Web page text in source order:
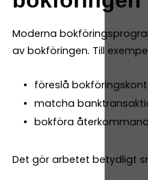
Moderna
av bokföringen. Till
föreslå
matcha
bokföra
Det gör arbetet betydligt